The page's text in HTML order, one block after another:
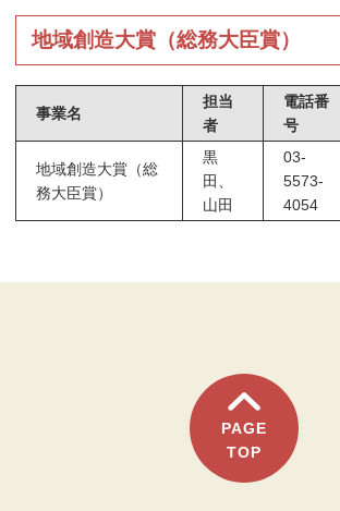
地域創造大賞（総務大臣賞）
事業名
担当
者
電話番
号
地域創造大賞（総
務大臣賞）
黒
田、
山田
03-
5573-
4054
PAGE
TOP